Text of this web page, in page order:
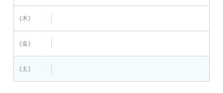
(木)
(金)
(土)